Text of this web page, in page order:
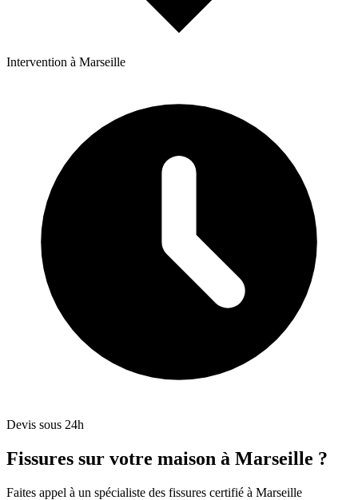
Intervention à Marseille
Devis sous 24h
Fissures sur votre maison à Marseille ?
Faites appel à un spécialiste des fissures certifié à Marseille